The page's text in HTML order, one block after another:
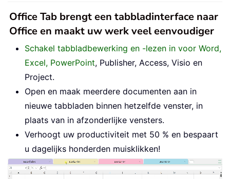
Office Tab brengt een tabbladinterface naar
Office en maakt uw werk veel eenvoudiger
Schakel tabbladbewerking en -lezen in voor Word,
Excel, PowerPoint, Publisher, Access, Visio en
Project.
Open en maak meerdere documenten aan in
nieuwe tabbladen binnen hetzelfde venster, in
plaats van in afzonderlijke vensters.
Verhoogt uw productiviteit met 50 % en bespaart
u dagelijks honderden muisklikken!